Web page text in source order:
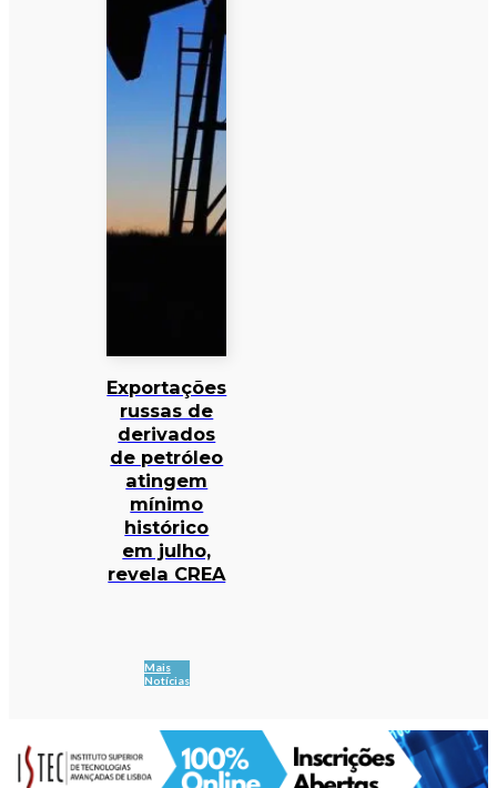
Exportações
russas de
derivados
de petróleo
atingem
mínimo
histórico
em julho,
revela CREA
Mais
Notícias